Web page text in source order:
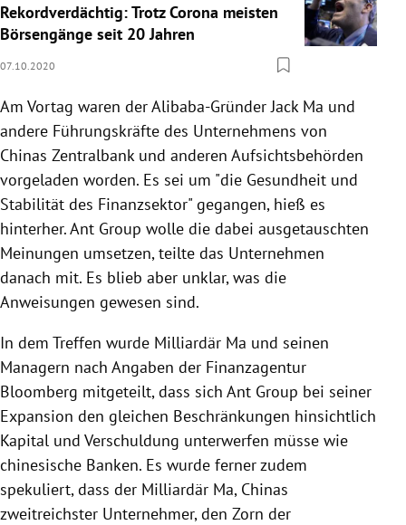
Rekordverdächtig: Trotz Corona meisten
Börsengänge seit 20 Jahren
07.10.2020
Am Vortag waren der Alibaba-Gründer Jack Ma und
andere Führungskräfte des Unternehmens von
Chinas Zentralbank und anderen Aufsichtsbehörden
vorgeladen worden. Es sei um "die Gesundheit und
Stabilität des Finanzsektor" gegangen, hieß es
hinterher. Ant Group wolle die dabei ausgetauschten
Meinungen umsetzen, teilte das Unternehmen
danach mit. Es blieb aber unklar, was die
Anweisungen gewesen sind.
In dem Treffen wurde Milliardär Ma und seinen
Managern nach Angaben der Finanzagentur
Bloomberg mitgeteilt, dass sich Ant Group bei seiner
Expansion den gleichen Beschränkungen hinsichtlich
Kapital und Verschuldung unterwerfen müsse wie
chinesische Banken. Es wurde ferner zudem
spekuliert, dass der Milliardär Ma, Chinas
zweitreichster Unternehmer, den Zorn der